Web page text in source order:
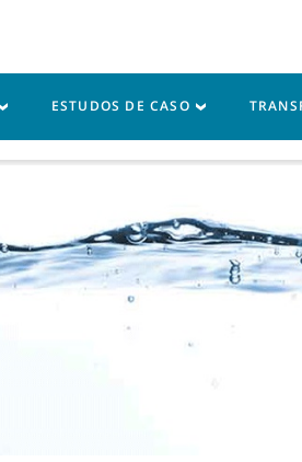
Peças Assistência
ESTUDOS DE CASO